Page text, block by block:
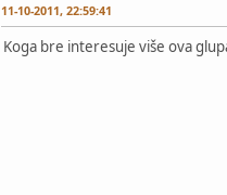
11-10-2011, 22:59:41
Koga bre interesuje više ova